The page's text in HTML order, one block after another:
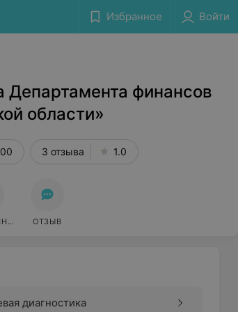
Избранное Войти
Сообщить об ошибке
финансов
области»
3 отзыва 1.0
ОТЗЫВ
диагностика